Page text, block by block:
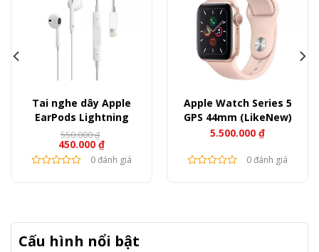
Tai nghe dây Apple
EarPods Lightning
550.000₫
Giá
gốc
là:
450.000₫
Giá
hiện
tại 0 đánh giá
Apple Watch Series 5
GPS 44mm (LikeNew)
5.500.000 ₫
0 đánh giá
Cấu hình nổi bật